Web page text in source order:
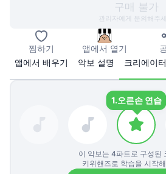
구매 불가
관리자에게 문의해주
찜하기 앱에서 열기
앱에서 배우기
악보 설명 크리에이
1.오른손 연습
이 악보는 4파트로 구성된
키위핸즈로 학습을 시작